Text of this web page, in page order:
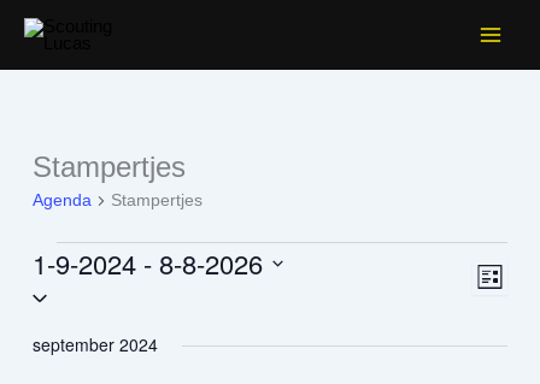
naar
de
Stampertjes
Agenda Stampertjes
Agenda
Lijst
1-9-2024 - 8-8-2026
Selecteer
datum.
september 2024